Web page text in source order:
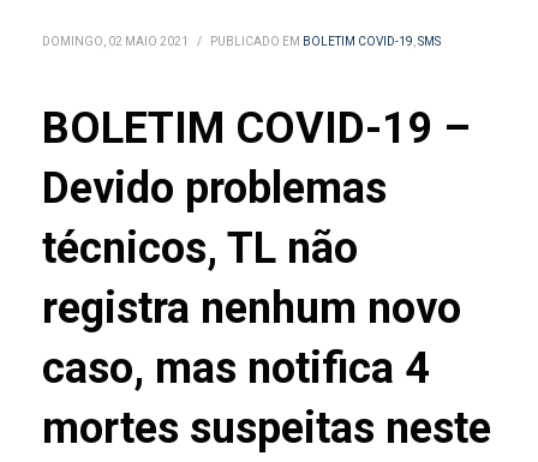
DOMINGO, 02 MAIO 2021 / PUBLICADO EM BOLETIM COVID-19,SMS
BOLETIM COVID-19 –
Devido problemas
técnicos, TL não
registra nenhum novo
caso, mas notifica 4
mortes suspeitas neste